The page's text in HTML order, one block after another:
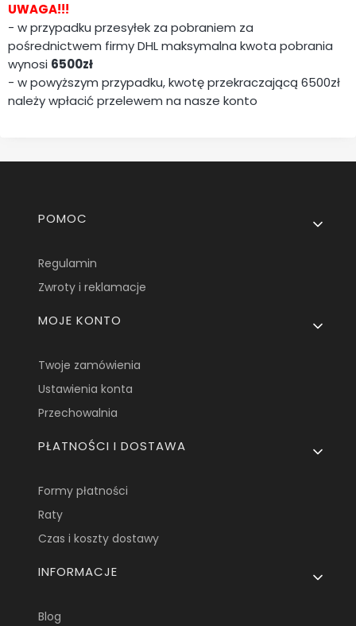
UWAGA!!!
- w przypadku przesyłek za pobraniem za
pośrednictwem firmy DHL maksymalna kwota pobrania
wynosi 6500zł
- w powyższym przypadku, kwotę przekraczającą 6500zł
należy wpłacić przelewem na nasze konto
Linki w stopce
POMOC
Regulamin
Zwroty i reklamacje
MOJE KONTO
Twoje zamówienia
Ustawienia konta
Przechowalnia
PŁATNOŚCI I DOSTAWA
Formy płatności
Raty
Czas i koszty dostawy
INFORMACJE
Blog